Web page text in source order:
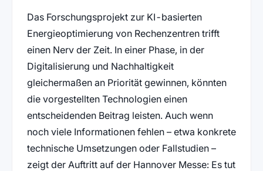
Das Forschungsprojekt zur KI-basierten
Energieoptimierung von Rechenzentren trifft
einen Nerv der Zeit. In einer Phase, in der
Digitalisierung und Nachhaltigkeit
gleichermaßen an Priorität gewinnen, könnten
die vorgestellten Technologien einen
entscheidenden Beitrag leisten. Auch wenn
noch viele Informationen fehlen – etwa konkrete
technische Umsetzungen oder Fallstudien –
zeigt der Auftritt auf der Hannover Messe: Es tut